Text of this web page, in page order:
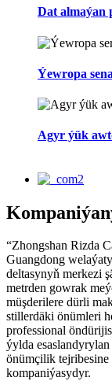
Dat almaýan
Ýewropa
Agyr ýük
“Zhongshan Rizda
Guangdong
deltasynyň merkezi
metrden gowrak
müşderilere dürli
stillerdäki önümleri
professional
ýylda
önümçilik tejribesine
kompaniýasydyr.